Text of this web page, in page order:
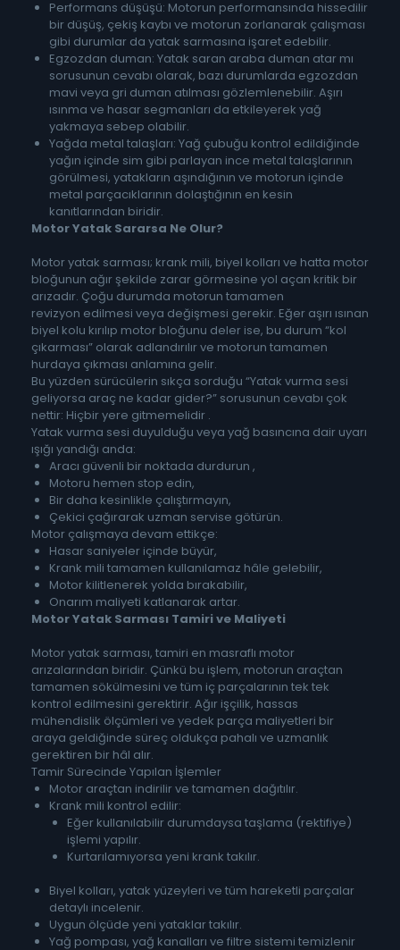
Performans düşüşü: Motorun performansında hissedilir
bir düşüş, çekiş kaybı ve motorun zorlanarak çalışması
gibi durumlar da yatak sarmasına işaret edebilir.
Egzozdan duman: Yatak saran araba duman atar mı
sorusunun cevabı olarak, bazı durumlarda egzozdan
mavi veya gri duman atılması gözlemlenebilir. Aşırı
ısınma ve hasar segmanları da etkileyerek yağ
yakmaya sebep olabilir.
Yağda metal talaşları: Yağ çubuğu kontrol edildiğinde
yağın içinde sim gibi parlayan ince metal talaşlarının
görülmesi, yatakların aşındığının ve motorun içinde
metal parçacıklarının dolaştığının en kesin
kanıtlarından biridir.
Motor Yatak Sararsa Ne Olur?
Motor yatak sarması; krank mili, biyel kolları ve hatta motor
bloğunun ağır şekilde zarar görmesine yol açan kritik bir
arızadır. Çoğu durumda motorun tamamen
revizyon edilmesi veya değişmesi gerekir. Eğer aşırı ısınan
biyel kolu kırılıp motor bloğunu deler ise, bu durum “kol
çıkarması” olarak adlandırılır ve motorun tamamen
hurdaya çıkması anlamına gelir.
Bu yüzden sürücülerin sıkça sorduğu “Yatak vurma sesi
geliyorsa araç ne kadar gider?” sorusunun cevabı çok
nettir: Hiçbir yere gitmemelidir .
Yatak vurma sesi duyulduğu veya yağ basıncına dair uyarı
ışığı yandığı anda:
Aracı güvenli bir noktada durdurun ,
Motoru hemen stop edin,
Bir daha kesinlikle çalıştırmayın,
Çekici çağırarak uzman servise götürün.
Motor çalışmaya devam ettikçe:
Hasar saniyeler içinde büyür,
Krank mili tamamen kullanılamaz hâle gelebilir,
Motor kilitlenerek yolda bırakabilir,
Onarım maliyeti katlanarak artar.
Motor Yatak Sarması Tamiri ve Maliyeti
Motor yatak sarması, tamiri en masraflı motor
arızalarından biridir. Çünkü bu işlem, motorun araçtan
tamamen sökülmesini ve tüm iç parçalarının tek tek
kontrol edilmesini gerektirir. Ağır işçilik, hassas
mühendislik ölçümleri ve yedek parça maliyetleri bir
araya geldiğinde süreç oldukça pahalı ve uzmanlık
gerektiren bir hâl alır.
Tamir Sürecinde Yapılan İşlemler
Motor araçtan indirilir ve tamamen dağıtılır.
Krank mili kontrol edilir:
Eğer kullanılabilir durumdaysa taşlama (rektifiye)
işlemi yapılır.
Kurtarılamıyorsa yeni krank takılır.
Biyel kolları, yatak yüzeyleri ve tüm hareketli parçalar
detaylı incelenir.
Uygun ölçüde yeni yataklar takılır.
Yağ pompası, yağ kanalları ve filtre sistemi temizlenir